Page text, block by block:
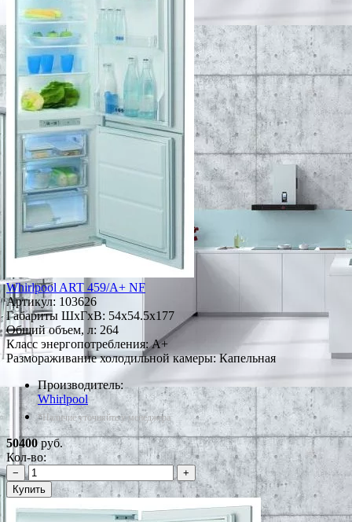
Whirlpool ART 459/A+ NF
Артикул: 103626
Габариты ШxГxВ: 54x54.5x177
Общий объем, л: 264
Класс энергопотребления: A+
Размораживание холодильной камеры: Капельная
Производитель:
Whirlpool
*Наличие уточняйте у менеджера
50400руб.
Кол-во:
−
+
Купить